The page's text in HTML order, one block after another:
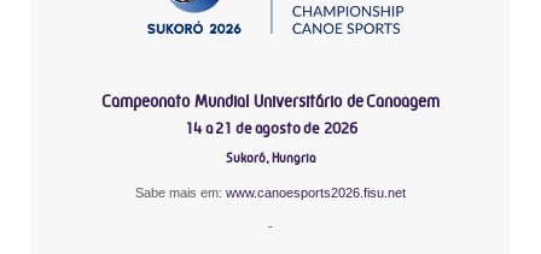
Campeonato Mundial Universitário de Canoagem
14 a 21 de agosto de 2026
Sukoró, Hungria
Sabe mais em: www.canoesports2026.fisu.net
-